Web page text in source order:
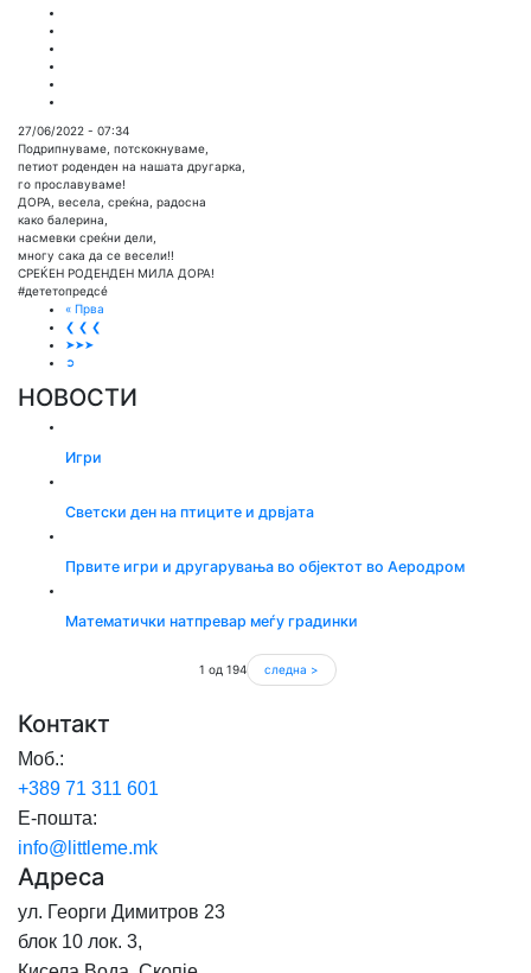
27/06/2022 - 07:34
Подрипнуваме, потскокнуваме,
петиот роденден на нашата другарка,
го прославуваме!
ДОРА, весела, среќна, радосна
како балерина,
насмевки среќни дели,
многу сака да се весели!!
СРЕЌЕН РОДЕНДЕН МИЛА ДОРА!
#дететопредсé
« Прва
❮ ❮ ❮
➤➤➤
➲
НОВОСТИ
Игри
Светски ден на птиците и дрвјата
Првите игри и другарувања во објектот во Аеродром
Математички натпревар меѓу градинки
1 од 194 следна >
Контакт
Моб.:
+389 71 311 601
Е-пошта:
info@littleme.mk
Адреса
ул. Георги Димитров 23
блок 10 лок. 3,